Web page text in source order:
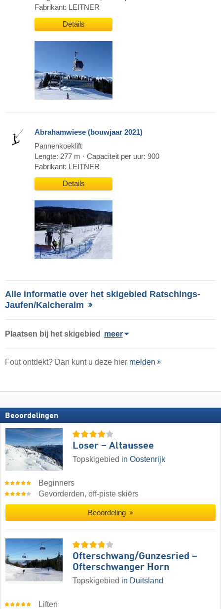
Fabrikant: LEITNER
Details
Abrahamwiese (bouwjaar 2021)
Pannenkoeklift
Lengte: 277 m · Capaciteit per uur: 900
Fabrikant: LEITNER
Details
Alle informatie over het skigebied Ratschings-
Jaufen/​Kalcheralm
Plaatsen bij het skigebied meer
Fout ontdekt? Dan kunt u deze hier melden
Beoordelingen
Loser – Altaussee
Topskigebied in Oostenrijk
Beginners
Gevorderden, off-piste skiërs
Beoordeling
Ofterschwang/​Gunzesried –
Ofterschwanger Horn
Topskigebied in Duitsland
Liften